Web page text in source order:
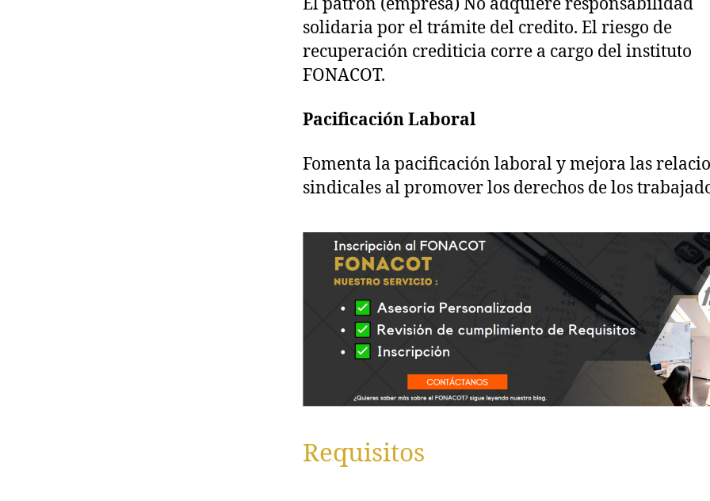
solidaria por el trámite del credito. El riesgo de
recuperación crediticia corre a cargo del instituto
FONACOT.
Pacificación Laboral
Fomenta la pacificación laboral y mejora las
sindicales al promover los derechos de los
Requisitos